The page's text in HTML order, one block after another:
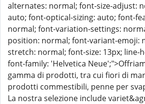
alternates: normal; font-size-adjust:
auto; font-optical-sizing: auto; font-
normal; font-variation-settings:
position: normal; font-variant-emoji:
stretch: normal; font-size: 13px; line-
font-family: 'Helvetica
gamma di prodotti, tra cui fiori di
prodotti commestibili, penne per
La nostra selezione include